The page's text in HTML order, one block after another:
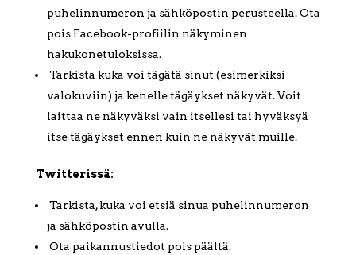
puhelinnumeron ja sähköpostin perusteella. Ota
pois Facebook-profiilin näkyminen
hakukonetuloksissa.
Tarkista kuka voi tägätä sinut (esimerkiksi
valokuviin) ja kenelle tägäykset näkyvät. Voit
laittaa ne näkyväksi vain itsellesi tai hyväksyä
itse tägäykset ennen kuin ne näkyvät muille.
Twitterissä:
Tarkista, kuka voi etsiä sinua puhelinnumeron
ja sähköpostin avulla.
Ota paikannustiedot pois päältä.